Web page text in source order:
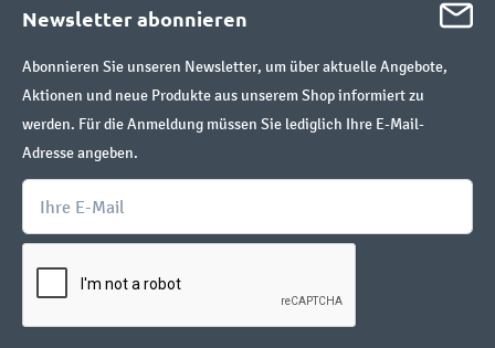
Newsletter abonnieren
Abonnieren Sie unseren Newsletter, um über aktuelle Angebote,
Aktionen und neue Produkte aus unserem Shop informiert zu
werden. Für die Anmeldung müssen Sie lediglich Ihre E-Mail-
Adresse angeben.